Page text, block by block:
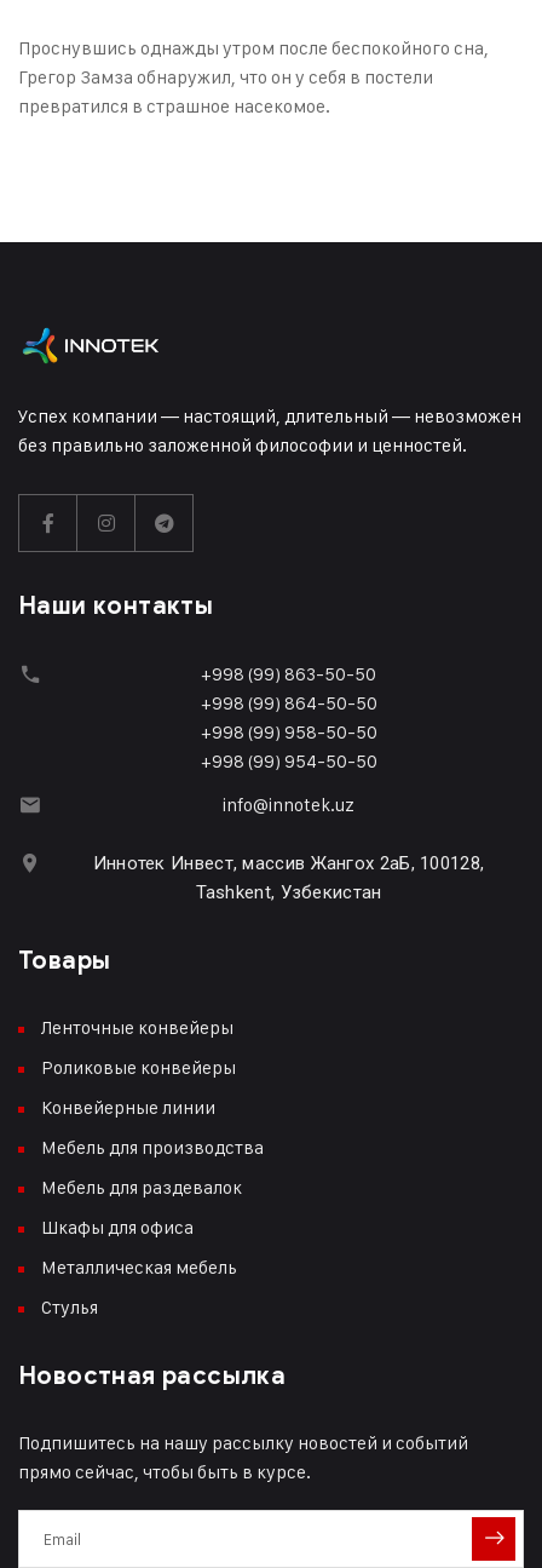
Проснувшись однажды утром после беспокойного сна,
Грегор Замза обнаружил, что он у себя в постели
превратился в страшное насекомое.
Успех компании — настоящий, длительный — невозможен
без правильно заложенной философии и ценностей.
Наши контакты
+998 (99) 863-50-50
+998 (99) 864-50-50
+998 (99) 958-50-50
+998 (99) 954-50-50
info@innotek.uz
Иннотек Инвест, массив Жангох 2аБ, 100128,
Tashkent, Узбекистан
Товары
Ленточные конвейеры
Роликовые конвейеры
Конвейерные линии
Мебель для производства
Мебель для раздевалок
Шкафы для офиса
Металлическая мебель
Стулья
Новостная рассылка
Подпишитесь на нашу рассылку новостей и событий
прямо сейчас, чтобы быть в курсе.